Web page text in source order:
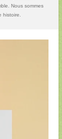
Nous sommes